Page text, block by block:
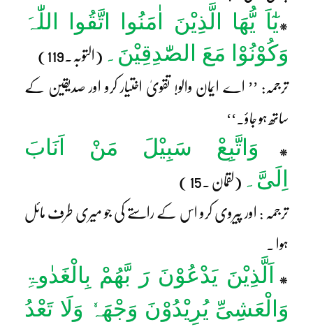
*یٰٓاَ یُّھَا الَّذِیْنَ اٰمَنُوا اتَّقُوا اللّٰہَ
وَکُوْنُوْا مَعَ الصّٰدِقِیْنَ۔ (التوبہ۔119)
ترجمہ: ’’ اے ایمان والو! تقویٰ اختیار کرو اور صدیقین کے
ساتھ ہو جاؤ۔‘‘
*
وَاتَّبِعْ سَبِیْلَ مَنْ اَنَابَ
اِلَیَّ۔ (لقمان ۔15 )
ترجمہ : اور پیروی کرو اس کے راستے کی جو میری طرف مائل
ہوا ۔
*
اَلَّذِیْنَ یَدْعُوْنَ رَ بَّھُمْ بِالْغَدٰوۃِ
وَالْعَشِیِّ یُرِیْدُوْنَ وَجْھَہٗ وَلَا تَعْدُ